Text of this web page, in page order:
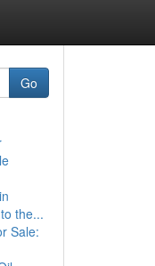
Go
the...
Sale: